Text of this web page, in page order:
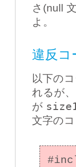
さ(null
よ。
違反コ
以下の
れるが、
が
文字の